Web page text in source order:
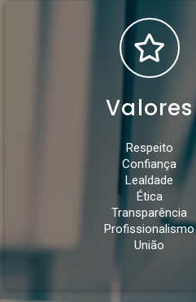
Valores
Respeito
Confiança
Lealdade
Ética
Transparência
Profissionalismo
União